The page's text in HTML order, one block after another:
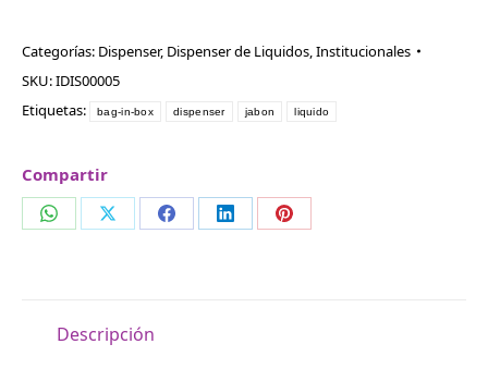
Categorías: Dispenser, Dispenser de Liquidos,Institucionales
SKU:IDIS00005
Etiquetas:
bag-in-box dispenser jabon liquido
Compartir
CompartirCompartirCompartirCompartirCompartir
Descripción